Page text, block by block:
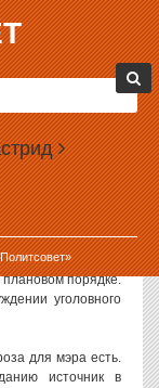
проверку в
подтвердил
Руслан
работает в
порядке.
уголовного
для мэра есть.
источник в